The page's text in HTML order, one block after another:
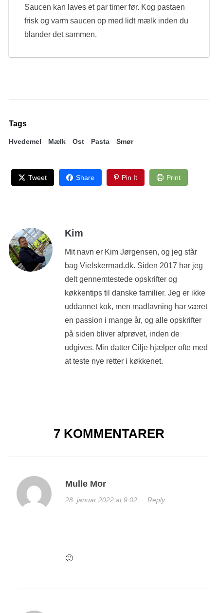
Saucen kan laves et par timer før. Kog pastaen
frisk og varm saucen op med lidt mælk inden du
blander det sammen.
Tags
Hvedemel Mælk Ost Pasta Smør
Tweet Share Pin It Print
Kim
Mit navn er Kim Jørgensen, og jeg står
bag Vielskermad.dk. Siden 2017 har jeg
delt gennemtestede opskrifter og
køkkentips til danske familier. Jeg er ikke
uddannet kok, men madlavning har været
en passion i mange år, og alle opskrifter
på siden bliver afprøvet, inden de
udgives. Min datter Cilje hjælper ofte med
at teste nye retter i køkkenet.
7 KOMMENTARER
Mulle Mor
28. januar 2022 at 9:02· Reply
🙂